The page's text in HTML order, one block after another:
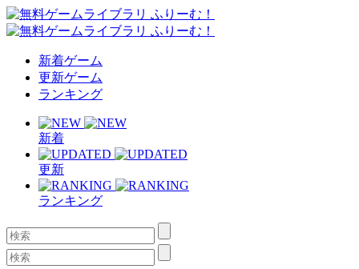
新着ゲーム
更新ゲーム
ランキング
新着
更新
ランキング